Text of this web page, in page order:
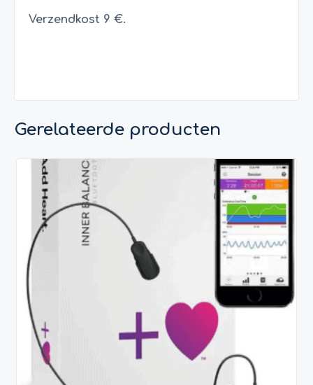
Verzendkost 9 €.
Gerelateerde producten